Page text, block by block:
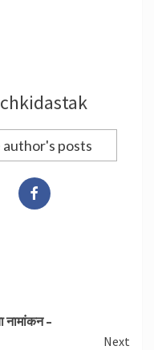
author's posts
नामांकन –
Next